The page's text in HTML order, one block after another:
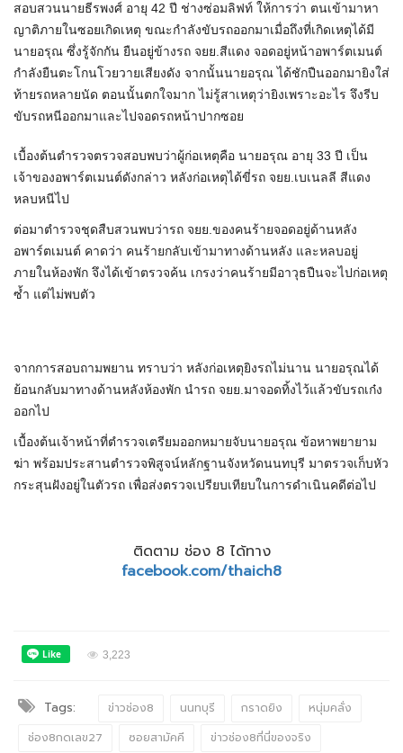
สอบสวนนายธีรพงศ์ อายุ 42 ปี ช่างซ่อมลิฟท์ ให้การว่า ตนเข้ามาหา
ญาติภายในซอยเกิดเหตุ ขณะกำลังขับรถออกมาเมื่อถึงที่เกิดเหตุได้มี
นายอรุณ ซึ่งรู้จักกัน ยืนอยู่ข้างรถ จยย.สีแดง จอดอยู่หน้าอพาร์ตเมนต์
กำลังยืนตะโกนโวยวายเสียงดัง จากนั้นนายอรุณ ได้ชักปืนออกมายิงใส่
ท้ายรถหลายนัด ตอนนั้นตกใจมาก ไม่รู้สาเหตุว่ายิงเพราะอะไร จึงรีบ
ขับรถหนีออกมาและไปจอดรถหน้าปากซอย
เบื้องต้นตำรวจตรวจสอบพบว่าผู้ก่อเหตุคือ นายอรุณ อายุ 33 ปี เป็น
เจ้าของอพาร์ตเมนต์ดังกล่าว หลังก่อเหตุได้ขี่รถ จยย.เบเนลลี สีแดง
หลบหนีไป
ต่อมาตำรวจชุดสืบสวนพบว่ารถ จยย.ของคนร้ายจอดอยู่ด้านหลัง
อพาร์ตเมนต์ คาดว่า คนร้ายกลับเข้ามาทางด้านหลัง และหลบอยู่
ภายในห้องพัก จึงได้เข้าตรวจค้น เกรงว่าคนร้ายมีอาวุธปืนจะไปก่อเหตุ
ซ้ำ แต่ไม่พบตัว
จากการสอบถามพยาน ทราบว่า หลังก่อเหตุยิงรถไม่นาน นายอรุณได้
ย้อนกลับมาทางด้านหลังห้องพัก นำรถ จยย.มาจอดทิ้งไว้แล้วขับรถเก๋ง
ออกไป
เบื้องต้นเจ้าหน้าที่ตำรวจเตรียมออกหมายจับนายอรุณ ข้อหาพยายาม
ฆ่า พร้อมประสานตำรวจพิสูจน์หลักฐานจังหวัดนนทบุรี มาตรวจเก็บหัว
กระสุนฝังอยู่ในตัวรถ เพื่อส่งตรวจเปรียบเทียบในการดำเนินคดีต่อไป
ติดตาม ช่อง 8 ได้ทาง
facebook.com/thaich8
3,223
Tags: ข่าวช่อง8 นนทบุรี กราดยิง
หนุ่มคลั่ง
ช่อง8กดเลข27
ซอยสามัคคี ข่าวช่อง8ที่นี่ของจริง